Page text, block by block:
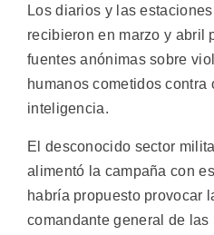
Los diarios y las
recibieron en marzo y abril
fuentes anónimas sobre
humanos cometidos
inteligencia.
El desconocido sector
alimentó la campaña con
habría propuesto provocar
comandante general de las